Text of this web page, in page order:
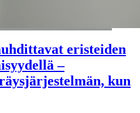
eristeiden
–
kun